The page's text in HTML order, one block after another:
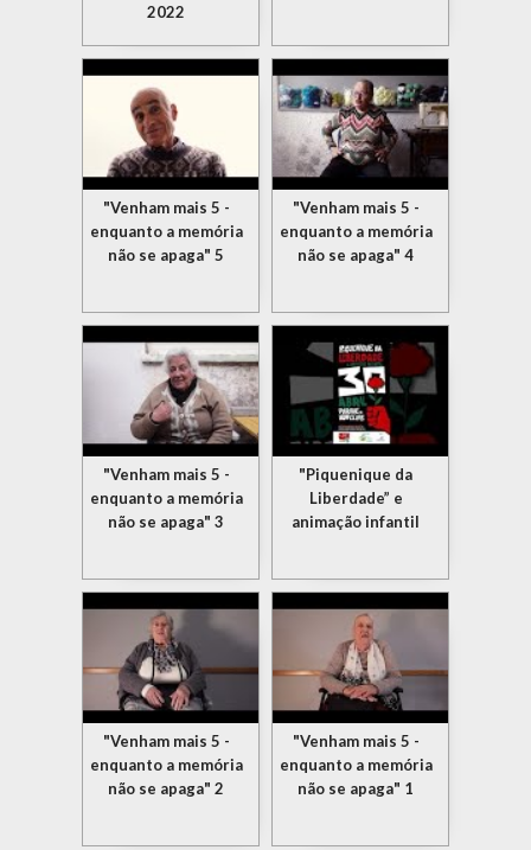
2022
"Venham mais 5 -
enquanto a memória
não se apaga" 5
"Venham mais 5 -
enquanto a memória
não se apaga" 4
"Venham mais 5 -
enquanto a memória
não se apaga" 3
"Piquenique da
Liberdade” e
animação infantil
"Venham mais 5 -
enquanto a memória
não se apaga" 2
"Venham mais 5 -
enquanto a memória
não se apaga" 1